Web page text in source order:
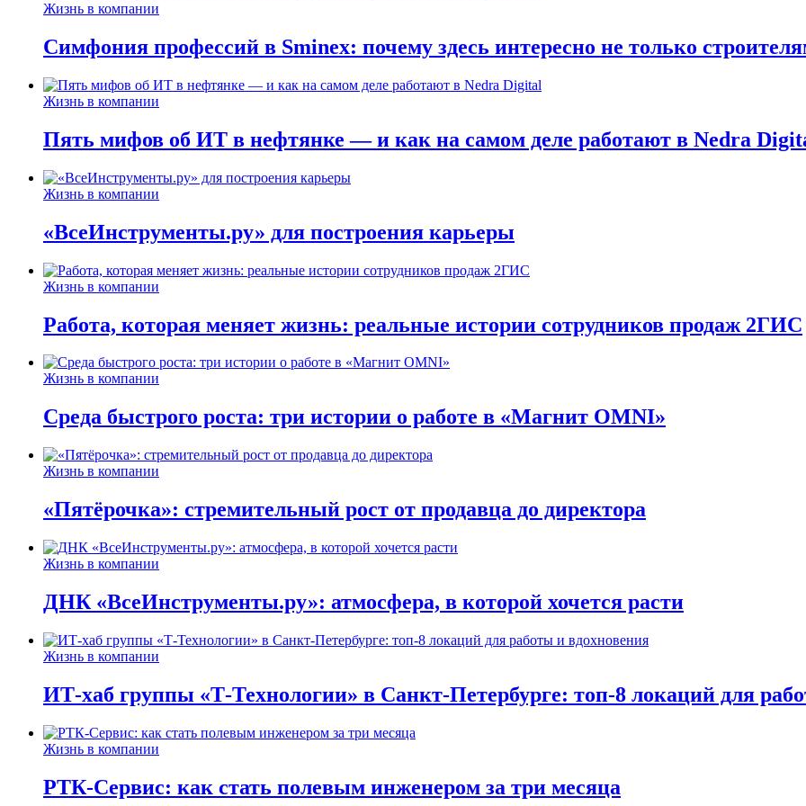
Жизнь в компании
Симфония профессий в Sminex: почему здесь интересно не только
Жизнь в компании
Пять мифов об ИТ в нефтянке — и как на самом деле работают в Nedra
Жизнь в компании
«ВсеИнструменты.ру» для построения карьеры
Жизнь в компании
Работа, которая меняет жизнь: реальные истории сотрудников продаж 2ГИС
Жизнь в компании
Среда быстрого роста: три истории о работе в «Магнит OMNI»
Жизнь в компании
«Пятёрочка»: стремительный рост от продавца до директора
Жизнь в компании
ДНК «ВсеИнструменты.ру»: атмосфера, в которой хочется расти
Жизнь в компании
ИТ-хаб группы «Т-Технологии» в Санкт-Петербурге: топ-8 локаций для
Жизнь в компании
РТК-Сервис: как стать полевым инженером за три месяца